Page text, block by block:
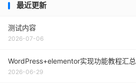
最近更新
测试内容
2026-07-06
WordPress+elementor实现功能教程汇总
2026-06-29